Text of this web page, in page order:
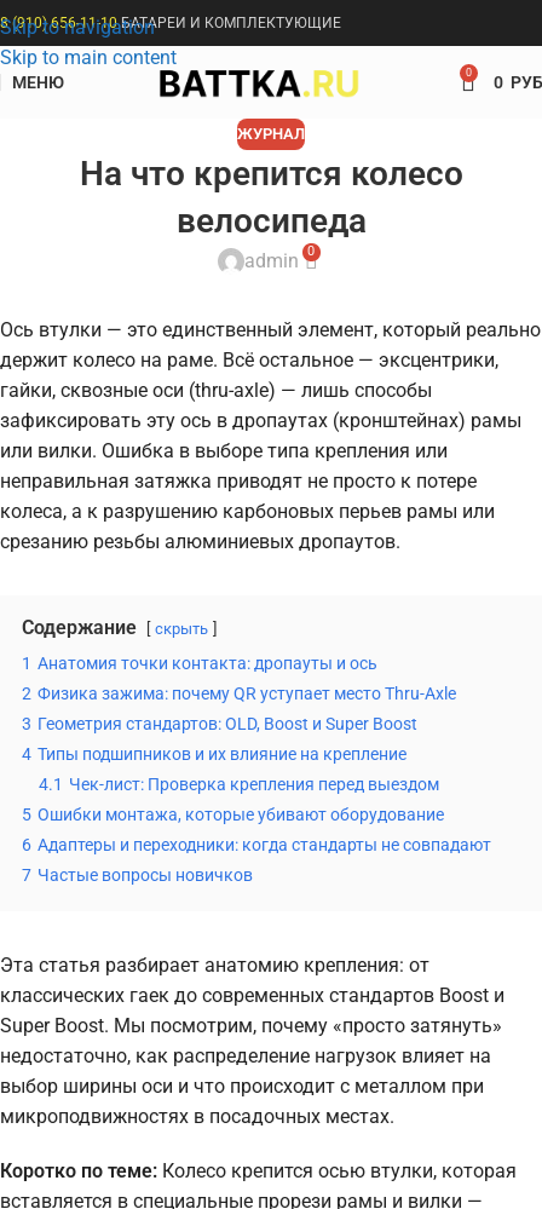
Skip to navigation
Skip to main content
8 (910) 656-11-10БАТАРЕИ И КОМПЛЕКТУЮЩИЕ
МЕНЮ 0 0
ЖУРНАЛ
На что крепится колесо
велосипеда
admin 0
Ось втулки — это единственный элемент, который реально
держит колесо на раме. Всё остальное — эксцентрики,
гайки, сквозные оси (thru-axle) — лишь способы
зафиксировать эту ось в дропаутах (кронштейнах) рамы
или вилки. Ошибка в выборе типа крепления или
неправильная затяжка приводят не просто к потере
колеса, а к разрушению карбоновых перьев рамы или
срезанию резьбы алюминиевых дропаутов.
Содержание скрыть
1 Анатомия точки контакта: дропауты и ось
2 Физика зажима: почему QR уступает место Thru-Axle
3 Геометрия стандартов: OLD, Boost и Super Boost
4 Типы подшипников и их влияние на крепление
4.1 Чек-лист: Проверка крепления перед выездом
5 Ошибки монтажа, которые убивают оборудование
6 Адаптеры и переходники: когда стандарты не совпадают
7 Частые вопросы новичков
Эта статья разбирает анатомию крепления: от
классических гаек до современных стандартов Boost и
Super Boost. Мы посмотрим, почему «просто затянуть»
недостаточно, как распределение нагрузок влияет на
выбор ширины оси и что происходит с металлом при
микроподвижностях в посадочных местах.
Коротко по теме: Колесо крепится осью втулки, которая
вставляется в специальные прорези рамы и вилки —